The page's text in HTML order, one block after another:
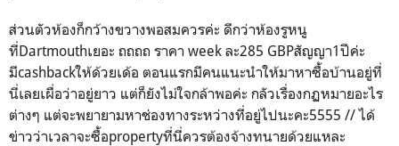
ส่วนตัวห้องก็กว้างขวางพอสมควรค่ะ ดีกว่าห้องรูหนู
ที่Dartmouthเยอะ ถถถถ ราคา week ละ285 GBPสัญญา1ปีค่ะ
มีcashbackให้ด้วยเด้อ ตอนแรกมีคนแนะนำให้มาหาซื้อบ้านอยู่ที่
นี่เลยเผื่อว่าอยู่ยาว แต่ก็ยังไม่ใจกล้าพอค่ะ กลัวเรื่องกฏหมายอะไร
ต่างๆ แต่จะพยายามหาช่องทางระหว่างที่อยู่ไปนะคะ5555 // ได้
ข่าวว่าเวลาจะซื้อpropertyที่นี่ควรต้องจ้างทนายด้วยแหละ